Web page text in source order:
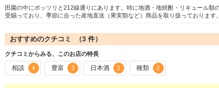
田園の中にポッツリと212線通りにあります。特に地酒・地焼酎・リキュール
受賜っており、季節に合った産地直送（果実類など）商品を取り扱っております
おすすめのクチコミ （3 件）
クチコミからみる、このお店の特長
相談 4 豊富 3 日本酒 2 種類 2